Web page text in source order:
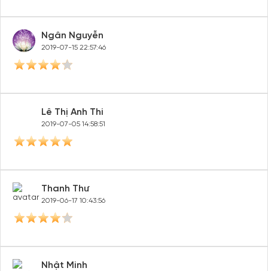
Ngân Nguyễn
2019-07-15 22:57:46
Lê Thị Anh Thi
2019-07-05 14:58:51
Thanh Thư
2019-06-17 10:43:56
Nhật Minh